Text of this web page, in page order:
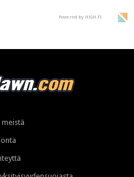
Powered by HIGH.FI